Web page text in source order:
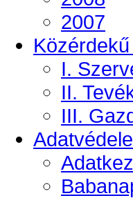
2007
I.
II.
III.